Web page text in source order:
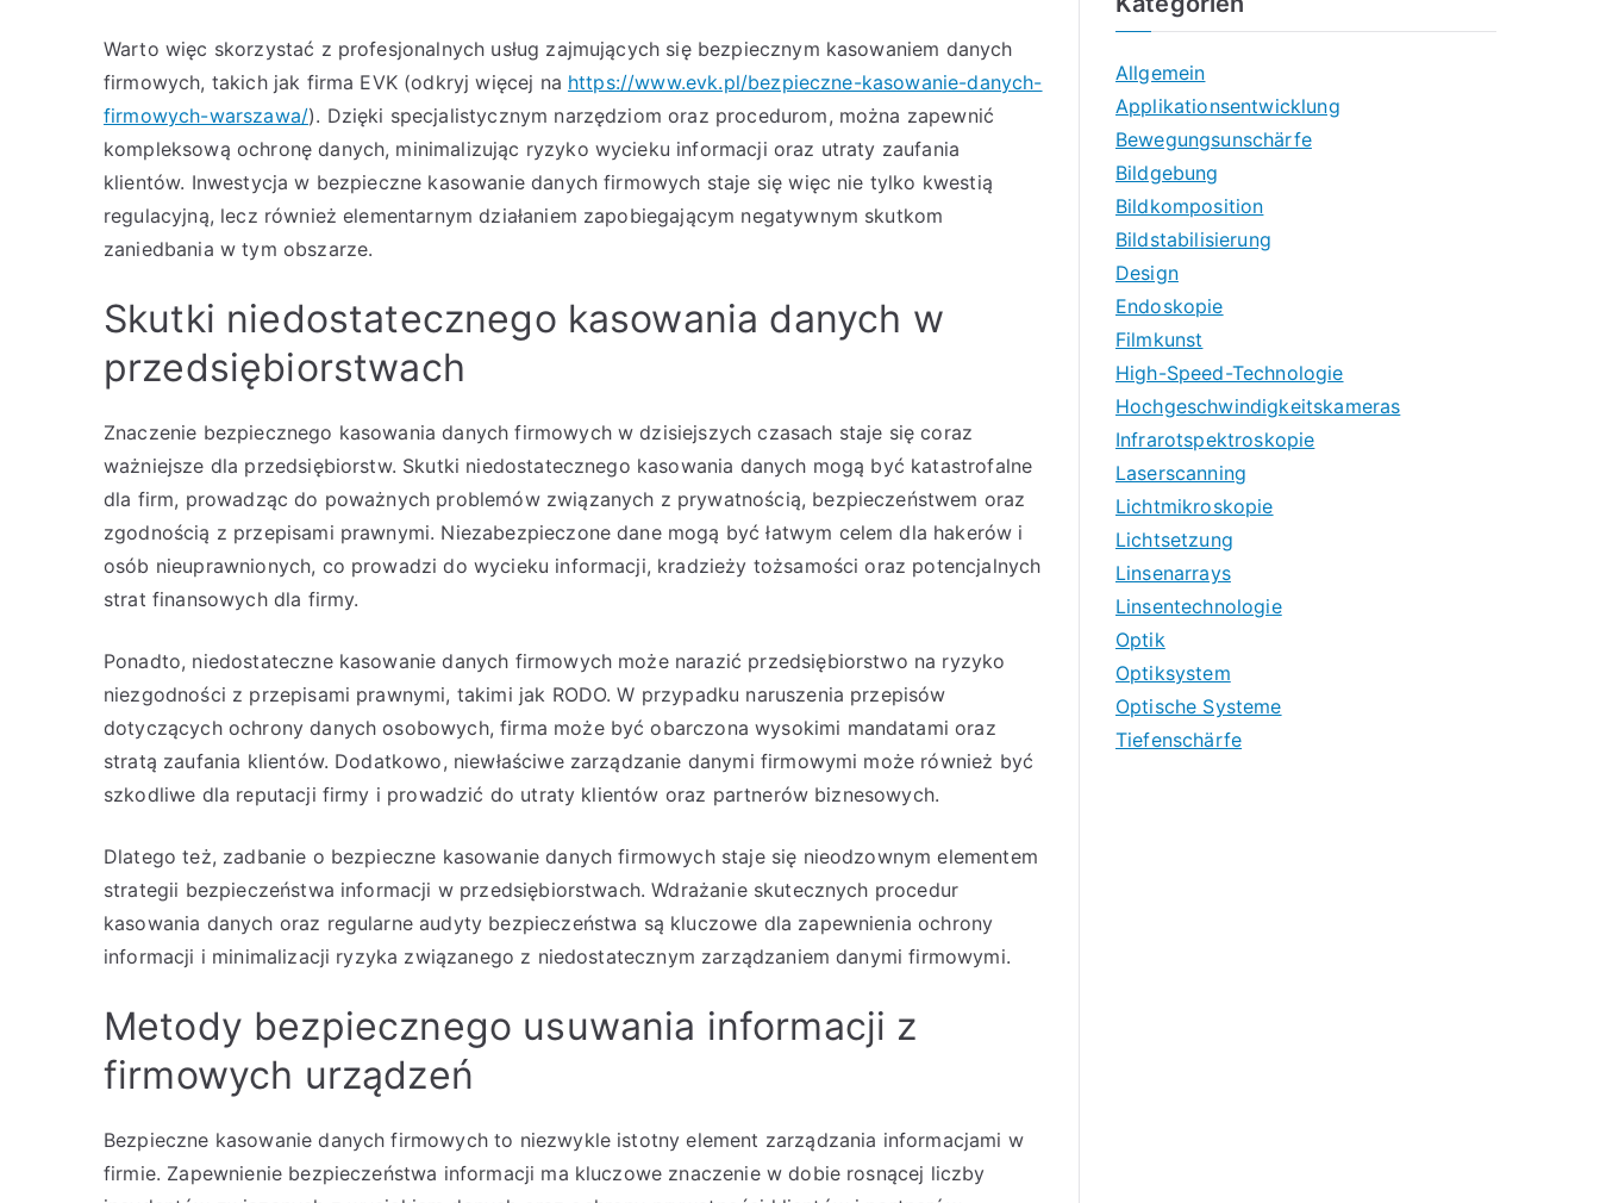
Warto więc skorzystać z profesjonalnych usług zajmujących się bezpiecznym kasowaniem danych
firmowych, takich jak firma EVK (odkryj więcej na https://www.evk.pl/bezpieczne-kasowanie-danych-
firmowych-warszawa/). Dzięki specjalistycznym narzędziom oraz procedurom, można zapewnić
kompleksową ochronę danych, minimalizując ryzyko wycieku informacji oraz utraty zaufania
klientów. Inwestycja w bezpieczne kasowanie danych firmowych staje się więc nie tylko kwestią
regulacyjną, lecz również elementarnym działaniem zapobiegającym negatywnym skutkom
zaniedbania w tym obszarze.
Skutki niedostatecznego kasowania danych w
przedsiębiorstwach
Znaczenie bezpiecznego kasowania danych firmowych w dzisiejszych czasach staje się coraz
ważniejsze dla przedsiębiorstw. Skutki niedostatecznego kasowania danych mogą być katastrofalne
dla firm, prowadząc do poważnych problemów związanych z prywatnością, bezpieczeństwem oraz
zgodnością z przepisami prawnymi. Niezabezpieczone dane mogą być łatwym celem dla hakerów i
osób nieuprawnionych, co prowadzi do wycieku informacji, kradzieży tożsamości oraz potencjalnych
strat finansowych dla firmy.
Ponadto, niedostateczne kasowanie danych firmowych może narazić przedsiębiorstwo na ryzyko
niezgodności z przepisami prawnymi, takimi jak RODO. W przypadku naruszenia przepisów
dotyczących ochrony danych osobowych, firma może być obarczona wysokimi mandatami oraz
stratą zaufania klientów. Dodatkowo, niewłaściwe zarządzanie danymi firmowymi może również być
szkodliwe dla reputacji firmy i prowadzić do utraty klientów oraz partnerów biznesowych.
Dlatego też, zadbanie o bezpieczne kasowanie danych firmowych staje się nieodzownym elementem
strategii bezpieczeństwa informacji w przedsiębiorstwach. Wdrażanie skutecznych procedur
kasowania danych oraz regularne audyty bezpieczeństwa są kluczowe dla zapewnienia ochrony
informacji i minimalizacji ryzyka związanego z niedostatecznym zarządzaniem danymi firmowymi.
Metody bezpiecznego usuwania informacji z
firmowych urządzeń
Bezpieczne kasowanie danych firmowych to niezwykle istotny element zarządzania informacjami w
firmie. Zapewnienie bezpieczeństwa informacji ma kluczowe znaczenie w dobie rosnącej liczby
Allgemein
Applikationsentwicklung
Bewegungsunschärfe
Bildgebung
Bildkomposition
Bildstabilisierung
Design
Endoskopie
Filmkunst
High-Speed-Technologie
Hochgeschwindigkeitskameras
Infrarotspektroskopie
Laserscanning
Lichtmikroskopie
Lichtsetzung
Linsenarrays
Linsentechnologie
Optik
Optiksystem
Optische Systeme
Tiefenschärfe